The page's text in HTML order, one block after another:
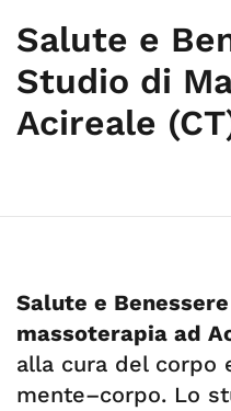
Salute e
Studio di
Acireale
Salute e Benessere
massoterapia ad
alla cura del corpo
mente–corpo. Lo